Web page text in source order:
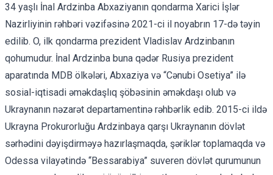
34 yaşlı İnal Ardzinba Abxaziyanın qondarma Xarici İşlər
Nazirliyinin rəhbəri vəzifəsinə 2021-ci il noyabrın 17-də təyin
edilib. O, ilk qondarma prezident Vladislav Ardzinbanın
qohumudur. İnal Ardzinba buna qədər Rusiya prezident
aparatında MDB ölkələri, Abxaziya və “Cənubi Osetiya” ilə
sosial-iqtisadi əməkdaşlıq şöbəsinin əməkdaşı olub və
Ukraynanın nəzarət departamentinə rəhbərlik edib. 2015-ci ildə
Ukrayna Prokurorluğu Ardzinbaya qarşı Ukraynanın dövlət
sərhədini dəyişdirməyə hazırlaşmaqda, şəriklər toplamaqda və
Odessa vilayətində “Bessarabiya” suveren dövlət qurumunun